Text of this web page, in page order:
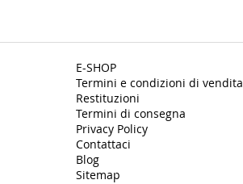
E-SHOP
Termini e condizioni di vendita
Restituzioni
Termini di consegna
Privacy Policy
Contattaci
Blog
Sitemap